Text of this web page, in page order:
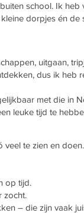
school. Ik heb
dorpjes én de
uitgaan,
dus ik heb
met die in
leuke tijd te
te zien en
op tijd.
zocht.
– die zijn vaak